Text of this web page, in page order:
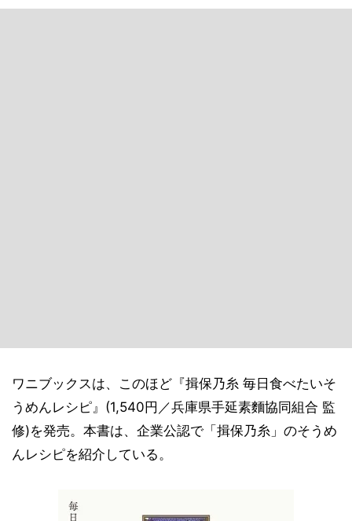
ワニブックスは、このほど『揖保乃糸 毎日食べたいそ
うめんレシピ』(1,540円／兵庫県手延素麵協同組合 監
修)を発売。本書は、企業公認で「揖保乃糸」のそうめ
んレシピを紹介している。